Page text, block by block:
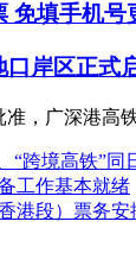
免填手机号
岸区正式
，广深港高
“跨境高铁”同
工作基本就绪
港段）票务安